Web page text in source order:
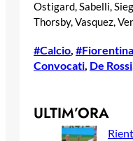
Ostigard, Sabelli,
Thorsby, Vasquez,
#Calcio, #Fiorentina
Convocati, De Rossi
ULTIM’ORA